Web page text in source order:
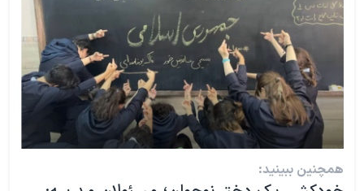
همچنین ببینید: